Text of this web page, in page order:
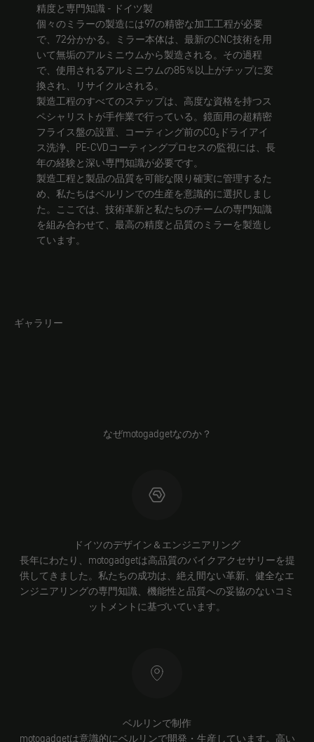
精度と専門知識 - ドイツ製
個々のミラーの製造には97の精密な加工工程が必要
で、72分かかる。ミラー本体は、最新のCNC技術を用
いて無垢のアルミニウムから製造される。その過程
で、使用されるアルミニウムの85％以上がチップに変
換され、リサイクルされる。
製造工程のすべてのステップは、高度な資格を持つス
ペシャリストが手作業で行っている。鏡面用の超精密
フライス盤の設置、コーティング前のCO₂ドライアイ
ス洗浄、PE-CVDコーティングプロセスの監視には、長
年の経験と深い専門知識が必要です。
製造工程と製品の品質を可能な限り確実に管理するた
め、私たちはベルリンでの生産を意識的に選択しまし
た。ここでは、技術革新と私たちのチームの専門知識
を組み合わせて、最高の精度と品質のミラーを製造し
ています。
ギャラリー
なぜmotogadgetなのか？
ドイツのデザイン＆エンジニアリング
長年にわたり、motogadgetは高品質のバイクアクセサリーを提
供してきました。私たちの成功は、絶え間ない革新、健全なエ
ンジニアリングの専門知識、機能性と品質への妥協のないコミ
ットメントに基づいています。
ベルリンで制作
motogadgetは意識的にベルリンで開発・生産しています。高い